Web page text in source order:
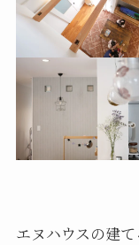
エヌハウスの建